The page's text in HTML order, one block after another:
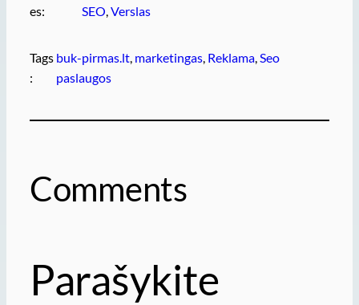
es:
SEO, Verslas
Tags
:
buk-pirmas.lt, marketingas, Reklama, Seo
paslaugos
Comments
Parašykite